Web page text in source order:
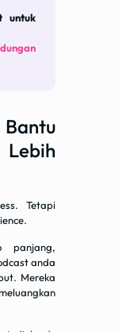
untuk
Tetapi
panjang,
anda
Mereka